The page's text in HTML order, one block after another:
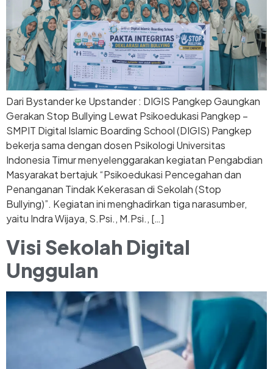
Dari Bystander ke Upstander : DIGIS Pangkep Gaungkan
Gerakan Stop Bullying Lewat Psikoedukasi Pangkep –
SMPIT Digital Islamic Boarding School (DIGIS) Pangkep
bekerja sama dengan dosen Psikologi Universitas
Indonesia Timur menyelenggarakan kegiatan Pengabdian
Masyarakat bertajuk “Psikoedukasi Pencegahan dan
Penanganan Tindak Kekerasan di Sekolah (Stop
Bullying)”. Kegiatan ini menghadirkan tiga narasumber,
yaitu Indra Wijaya, S.Psi., M.Psi., […]
Visi Sekolah Digital
Unggulan